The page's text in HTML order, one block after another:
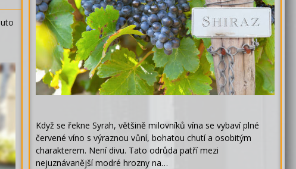
Když se řekne Syrah, většině milovníků vína se vybaví plné
červené víno s výraznou vůní, bohatou chutí a osobitým
charakterem. Není divu. Tato odrůda patří mezi
nejuznávanější modré hrozny na…